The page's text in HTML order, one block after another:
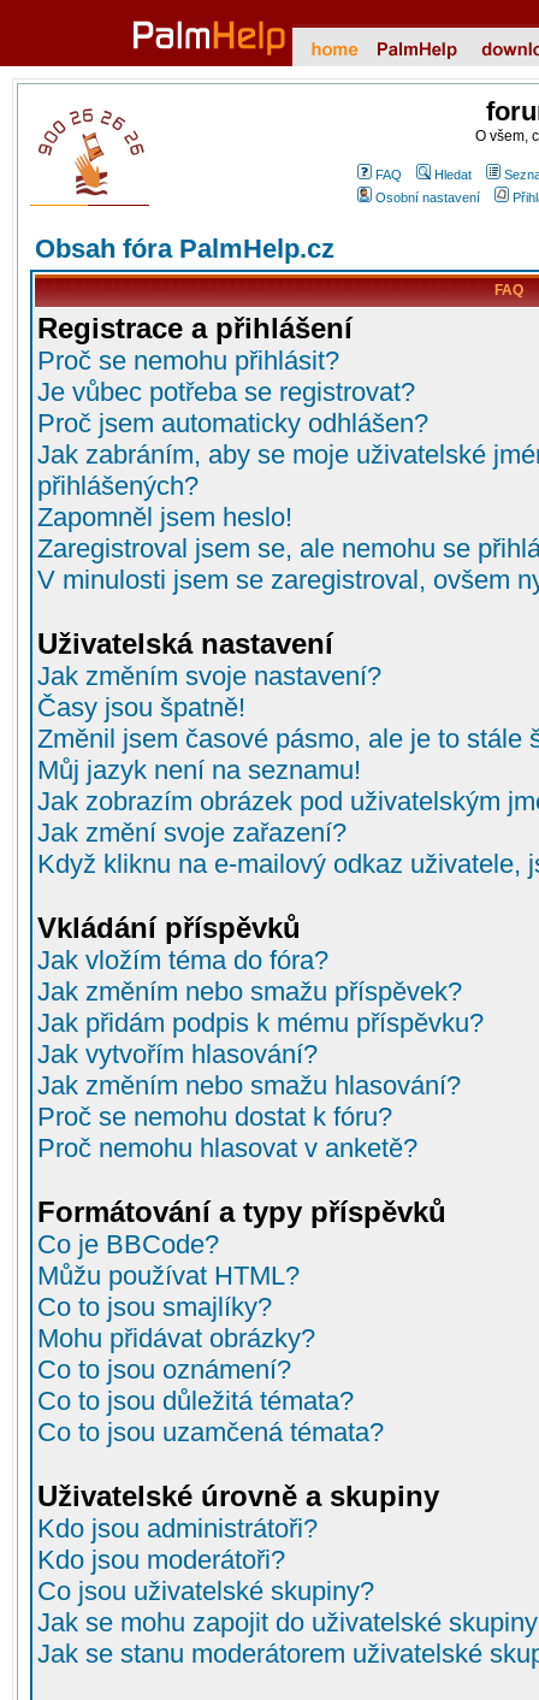
O všem,
FAQ Hledat
Osobní nastavení
Obsah fóra PalmHelp.cz
FAQ
Registrace a přihlášení
Proč se nemohu přihlásit?
Je vůbec potřeba se registrovat?
Proč jsem automaticky odhlášen?
Jak zabráním, aby se moje uživatelské
přihlášených?
Zapomněl jsem heslo!
Zaregistroval jsem se, ale nemohu se
V minulosti jsem se zaregistroval, ovšem
Uživatelská nastavení
Jak změním svoje nastavení?
Časy jsou špatně!
Změnil jsem časové pásmo, ale je to stále
Můj jazyk není na seznamu!
Jak zobrazím obrázek pod uživatelským
Jak změní svoje zařazení?
Když kliknu na e-mailový odkaz uživatele,
Vkládání příspěvků
Jak vložím téma do fóra?
Jak změním nebo smažu příspěvek?
Jak přidám podpis k mému příspěvku?
Jak vytvořím hlasování?
Jak změním nebo smažu hlasování?
Proč se nemohu dostat k fóru?
Proč nemohu hlasovat v anketě?
Formátování a typy příspěvků
Co je BBCode?
Můžu používat HTML?
Co to jsou smajlíky?
Mohu přidávat obrázky?
Co to jsou oznámení?
Co to jsou důležitá témata?
Co to jsou uzamčená témata?
Uživatelské úrovně a skupiny
Kdo jsou administrátoři?
Kdo jsou moderátoři?
Co jsou uživatelské skupiny?
Jak se mohu zapojit do uživatelské
Jak se stanu moderátorem uživatelské